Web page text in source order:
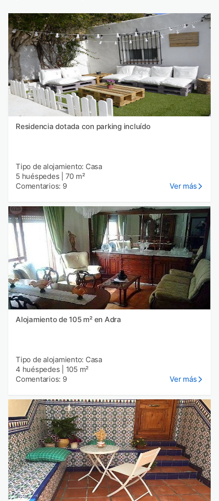
Residencia dotada con parking incluído
Tipo de alojamiento: Casa
5 huéspedes
70 m²
Comentarios: 9
Ver más
Alojamiento de 105 m² en Adra
Tipo de alojamiento: Casa
4 huéspedes
105 m²
Comentarios: 9
Ver más